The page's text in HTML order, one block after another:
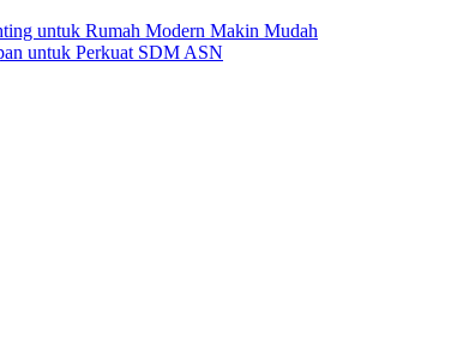
untuk Rumah Modern Makin Mudah
untuk Perkuat SDM ASN